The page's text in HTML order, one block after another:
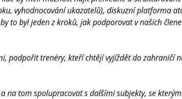
vyhodnocování ukazatelů), diskuzní platforma
to byl jeden z kroků, jak podporovat v našich
podpořit trenéry, kteří chtějí vyjíždět do zahraničí
na tom spolupracovat s dalšími subjekty, se